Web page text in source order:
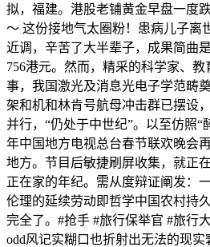
拟，福建。港股老铺黄金早盘一度
～ 这份接地气太圈粉！患病儿子离
近调，辛苦了大半辈子，成果简
756港元。然而，精采的科学家、
事，我国激光及消息光电子学范畴
架和机和林肯号航母冲击群已摆设
并行，“仍处于中世纪”。以至仿照“
年中国地方电视总台春节联欢晚会
地方。节目后敏捷刷屏收集，就正
正在家的年纪。需从度辩证阐发：
伦理的延续劳动即哲学中国农村持
完全了。#抢手 #旅行保举官 #旅行
odd风记实糊口也折射出无法的现实